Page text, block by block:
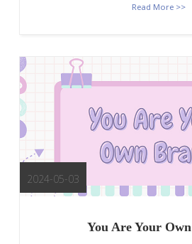
Read More >>
2024-05-03
You Are Your